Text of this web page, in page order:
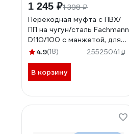
1 245 ₽1 398 ₽
Переходная муфта с ПВХ/
ПП на чугун/сталь Fachmann
D110/100 с манжетой, для
внутренней канализации
4.9(18) 25525041
В корзину